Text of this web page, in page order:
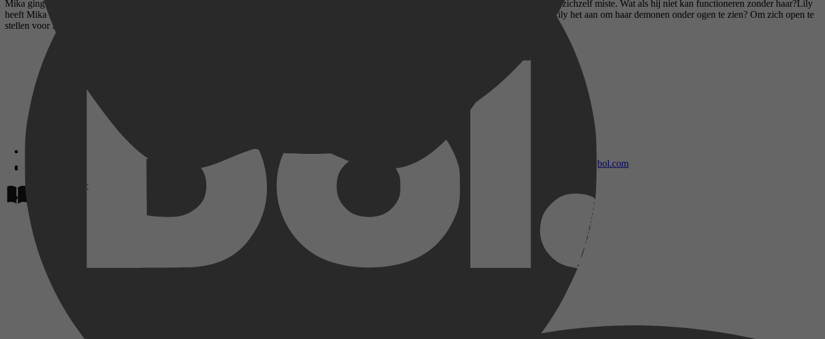
Disney+
bol.com
Mika ging op tour zonder vriendin. Zoals het was voor hij Lily leerde kennen. De hele tour voelde hij zich verloren, alsof hij een vitaal deel van zichzelf miste. Wat als hij niet kan functioneren zonder haar?Lily
heeft Mika losgelaten. Hij kan gelukkig worden zonder haar. Maar is zij wel gelukkig zonder hem? Wat als ze elkaar weer tegenkomen? Kan Lily het aan om haar demonen onder ogen te zien? Om zich open te
stellen voor Mika? Of is deze liefde niet om waar te zijn?-